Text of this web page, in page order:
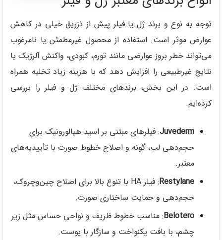
توجه به نوع و برند ژل یا فیلر پیش از تزریق خیلی در کاهش
عوارض موثر است. استفاده از محصول غیرمطمئن یا نامرغوب
می‌تواند خطر بروز عوارضی مانند تورم، کبودی، واکنش آلرژیک یا
نتایج غیرطبیعی را افزایش دهد که با هزینه زیاد تخلیه همراه
است. در این بخش، برندهای مختلف ژل و فیلر را بررسی
کرده‌ایم.
Juvederm: فیلرهای مبتنی بر اسید هیالورونیک برای
حجم‌دهی لب، گونه و اصلاح خطوط صورت با تأییدیه‌های
معتبر.
Restylane
: فیلر HA با تنوع بالا برای اصلاح چین‌وچروک،
حجم‌دهی و حمایت ساختاری صورت.
Belotero: مناسب خطوط ظریف و نواحی حساس مثل زیر
چشم، با بافت یکنواخت و سازگار با پوست.